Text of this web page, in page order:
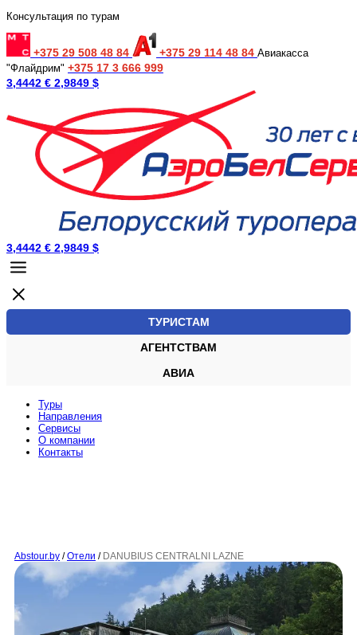
Консультация по турам
+375 29 508 48 84 +375 29 114 48 84 Авиакасса
"Флайдрим" +375 17 3 666 999
3,4442 € 2,9849 $
3,4442 € 2,9849 $
ТУРИСТАМ
АГЕНТСТВАМ
АВИА
Туры
Направления
Сервисы
O компании
Контакты
Abstour.by / Отели / DANUBIUS CENTRALNI LAZNE